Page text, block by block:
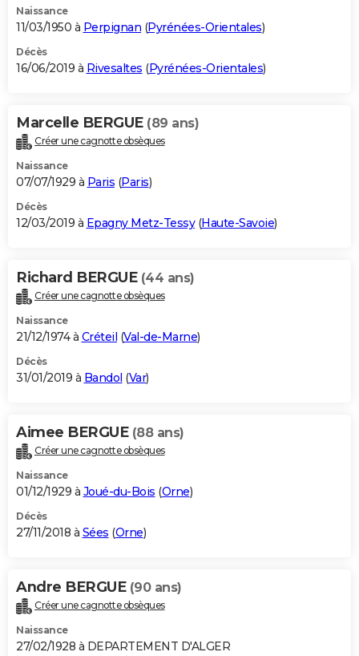
Naissance
11/03/1950 à Perpignan (Pyrénées-Orientales)
Décès
16/06/2019 à Rivesaltes (Pyrénées-Orientales)
Marcelle BERGUE (89 ans)
Créer une cagnotte obsèques
Naissance
07/07/1929 à Paris (Paris)
Décès
12/03/2019 à Epagny Metz-Tessy(Haute-Savoie)
Richard BERGUE (44 ans)
Créer une cagnotte obsèques
Naissance
21/12/1974 à Créteil (Val-de-Marne)
Décès
31/01/2019 à Bandol (Var)
Aimee BERGUE (88 ans)
Créer une cagnotte obsèques
Naissance
01/12/1929 à Joué-du-Bois (Orne)
Décès
27/11/2018 à Sées (Orne)
Andre BERGUE (90 ans)
Créer une cagnotte obsèques
Naissance
27/02/1928 à DEPARTEMENT D'ALGER